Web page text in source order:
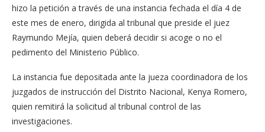
hizo la petición a través de una instancia fechada el día 4 de
este mes de enero, dirigida al tribunal que preside el juez
Raymundo Mejía, quien deberá decidir si acoge o no el
pedimento del Ministerio Público.
La instancia fue depositada ante la jueza coordinadora de los
juzgados de instrucción del Distrito Nacional, Kenya Romero,
quien remitirá la solicitud al tribunal control de las
investigaciones.